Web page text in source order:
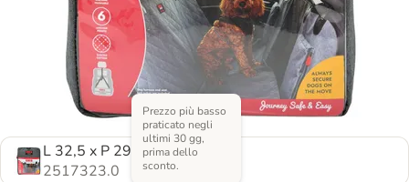
L 32,5 x P 29,5 x H 9 cm
2517323.0
Prezzo più basso
praticato negli
ultimi 30 gg,
prima dello
sconto.